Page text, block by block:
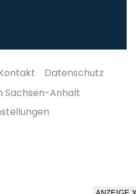
Datenschutz
Sachsen-Anhalt